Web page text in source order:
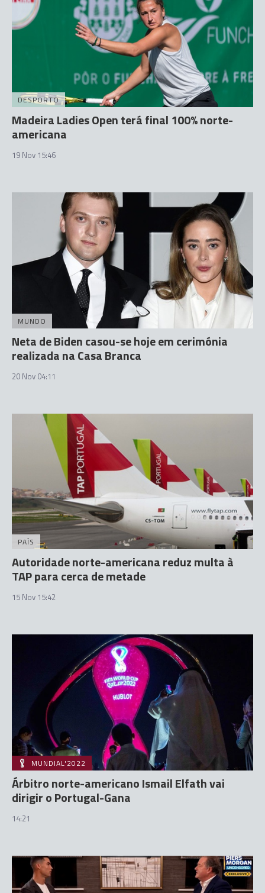
DESPORTO
Madeira Ladies Open terá final 100% norte-
americana
19 Nov 15:46
MUNDO
Neta de Biden casou-se hoje em cerimónia
realizada na Casa Branca
20 Nov 04:11
PAÍS
Autoridade norte-americana reduz multa à
TAP para cerca de metade
15 Nov 15:42
MUNDIAL'2022
Árbitro norte-americano Ismail Elfath vai
dirigir o Portugal-Gana
14:21